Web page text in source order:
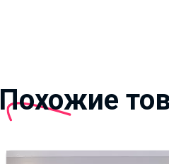
Похожие